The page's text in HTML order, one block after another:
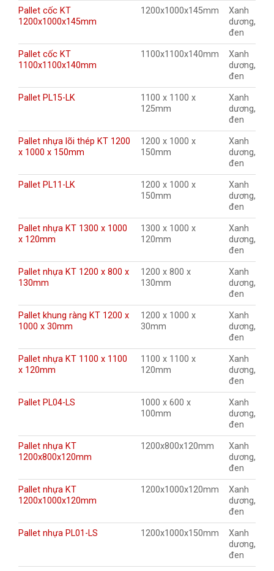
Pallet cốc KT
1200x1000x145mm
1200x1000x145mm
Xanh
dương,
đen
Pallet cốc KT
1100x1100x140mm
1100x1100x140mm
Xanh
dương,
đen
Pallet PL15-LK
1100 x 1100 x
125mm
Xanh
dương,
đen
Pallet nhựa lõi thép KT 1200
x 1000 x 150mm
1200 x 1000 x
150mm
Xanh
dương,
đen
Pallet PL11-LK
1200 x 1000 x
150mm
Xanh
dương,
đen
Pallet nhựa KT 1300 x 1000
x 120mm
1300 x 1000 x
120mm
Xanh
dương,
đen
Pallet nhựa KT 1200 x 800 x
130mm
1200 x 800 x
130mm
Xanh
dương,
đen
Pallet khung ràng KT 1200 x
1000 x 30mm
1200 x 1000 x
30mm
Xanh
dương,
đen
Pallet nhựa KT 1100 x 1100
x 120mm
1100 x 1100 x
120mm
Xanh
dương,
đen
Pallet PL04-LS
1000 x 600 x
100mm
Xanh
dương,
đen
Pallet nhựa KT
1200x800x120mm
1200x800x120mm
Xanh
dương,
đen
Pallet nhựa KT
1200x1000x120mm
1200x1000x120mm
Xanh
dương,
đen
Pallet nhựa PL01-LS 1200x1000x150mm
Xanh
dương,
đen